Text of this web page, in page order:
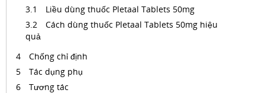
Liều dùng thuốc Pletaal Tablets 50mg
Cách dùng thuốc Pletaal Tablets 50mg hiệu
quả
Chống chỉ định
Tác dụng phụ
Tương tác